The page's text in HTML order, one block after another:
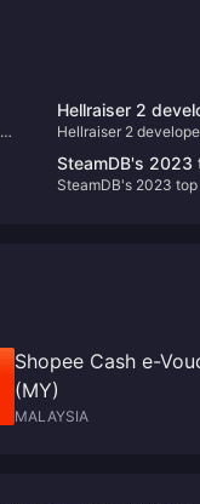
Hellraiser 2
development of
Hellraiser 2
SteamDB's 2023
takes the first
SteamDB's 2023
Shopee Cash e-
(MY)
MALAYSIA